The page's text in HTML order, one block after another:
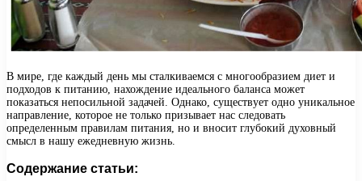
В мире, где каждый день мы сталкиваемся с многообразием диет и
подходов к питанию, нахождение идеального баланса может
показаться непосильной задачей. Однако, существует одно уникальное
направление, которое не только призывает нас следовать
определенным правилам питания, но и вносит глубокий духовный
смысл в нашу ежедневную жизнь.
Содержание статьи: